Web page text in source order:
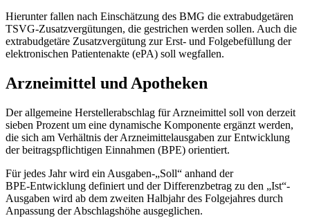
Hierunter fallen nach Einschätzung des BMG die extrabudgetären
TSVG-Zusatzvergütungen, die gestrichen werden sollen. Auch die
extrabudgetäre Zusatzvergütung zur Erst- und Folgebefüllung der
elektronischen Patientenakte (ePA) soll wegfallen.
Arzneimittel und Apotheken
Der allgemeine Herstellerabschlag für Arzneimittel soll von derzeit
sieben Prozent um eine dynamische Komponente ergänzt werden,
die sich am Verhältnis der Arzneimittelausgaben zur Entwicklung
der beitragspflichtigen Einnahmen (BPE) orientiert.
Für jedes Jahr wird ein Ausgaben-„Soll“ anhand der
BPE‑Entwicklung definiert und der Differenzbetrag zu den „Ist“-
Ausgaben wird ab dem zweiten Halbjahr des Folgejahres durch
Anpassung der Abschlagshöhe ausgeglichen.